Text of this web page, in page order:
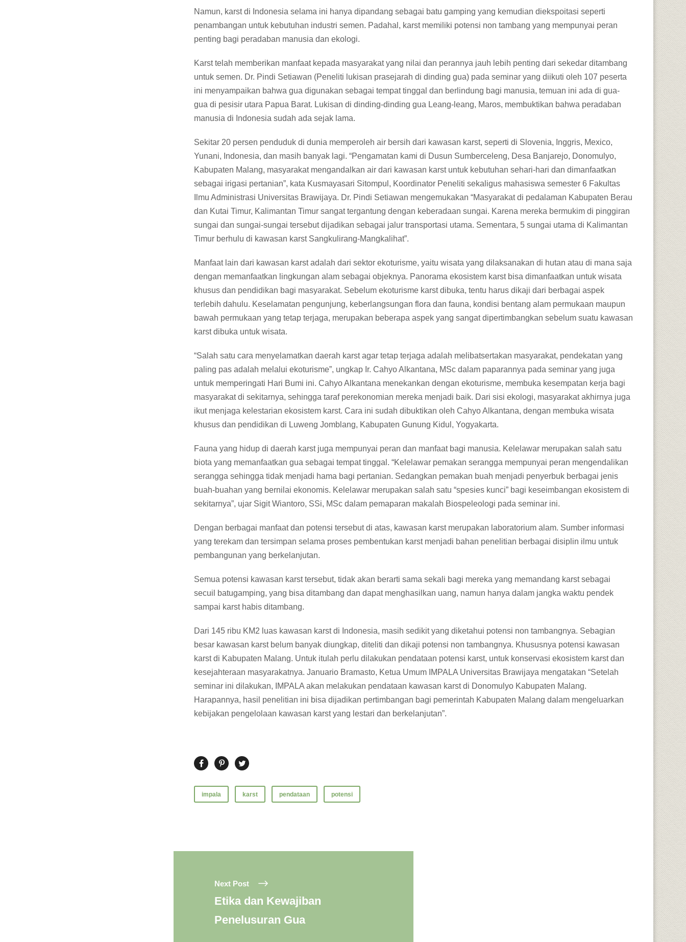
Namun, karst di Indonesia selama ini hanya dipandang sebagai batu gamping yang kemudian diekspoitasi seperti
penambangan untuk kebutuhan industri semen. Padahal, karst memiliki potensi non tambang yang mempunyai peran
penting bagi peradaban manusia dan ekologi.
Karst telah memberikan manfaat kepada masyarakat yang nilai dan perannya jauh lebih penting dari sekedar ditambang
untuk semen. Dr. Pindi Setiawan (Peneliti lukisan prasejarah di dinding gua) pada seminar yang diikuti oleh 107 peserta
ini menyampaikan bahwa gua digunakan sebagai tempat tinggal dan berlindung bagi manusia, temuan ini ada di gua-
gua di pesisir utara Papua Barat. Lukisan di dinding-dinding gua Leang-leang, Maros, membuktikan bahwa peradaban
manusia di Indonesia sudah ada sejak lama.
Sekitar 20 persen penduduk di dunia memperoleh air bersih dari kawasan karst, seperti di Slovenia, Inggris, Mexico,
Yunani, Indonesia, dan masih banyak lagi. “Pengamatan kami di Dusun Sumberceleng, Desa Banjarejo, Donomulyo,
Kabupaten Malang, masyarakat mengandalkan air dari kawasan karst untuk kebutuhan sehari-hari dan dimanfaatkan
sebagai irigasi pertanian”, kata Kusmayasari Sitompul, Koordinator Peneliti sekaligus mahasiswa semester 6 Fakultas
Ilmu Administrasi Universitas Brawijaya. Dr. Pindi Setiawan mengemukakan “Masyarakat di pedalaman Kabupaten Berau
dan Kutai Timur, Kalimantan Timur sangat tergantung dengan keberadaan sungai. Karena mereka bermukim di pinggiran
sungai dan sungai-sungai tersebut dijadikan sebagai jalur transportasi utama. Sementara, 5 sungai utama di Kalimantan
Timur berhulu di kawasan karst Sangkulirang-Mangkalihat”.
Manfaat lain dari kawasan karst adalah dari sektor ekoturisme, yaitu wisata yang dilaksanakan di hutan atau di mana saja
dengan memanfaatkan lingkungan alam sebagai objeknya. Panorama ekosistem karst bisa dimanfaatkan untuk wisata
khusus dan pendidikan bagi masyarakat. Sebelum ekoturisme karst dibuka, tentu harus dikaji dari berbagai aspek
terlebih dahulu. Keselamatan pengunjung, keberlangsungan flora dan fauna, kondisi bentang alam permukaan maupun
bawah permukaan yang tetap terjaga, merupakan beberapa aspek yang sangat dipertimbangkan sebelum suatu kawasan
karst dibuka untuk wisata.
“Salah satu cara menyelamatkan daerah karst agar tetap terjaga adalah melibatsertakan masyarakat, pendekatan yang
paling pas adalah melalui ekoturisme”, ungkap Ir. Cahyo Alkantana, MSc dalam paparannya pada seminar yang juga
untuk memperingati Hari Bumi ini. Cahyo Alkantana menekankan dengan ekoturisme, membuka kesempatan kerja bagi
masyarakat di sekitarnya, sehingga taraf perekonomian mereka menjadi baik. Dari sisi ekologi, masyarakat akhirnya juga
ikut menjaga kelestarian ekosistem karst. Cara ini sudah dibuktikan oleh Cahyo Alkantana, dengan membuka wisata
khusus dan pendidikan di Luweng Jomblang, Kabupaten Gunung Kidul, Yogyakarta.
Fauna yang hidup di daerah karst juga mempunyai peran dan manfaat bagi manusia. Kelelawar merupakan salah satu
biota yang memanfaatkan gua sebagai tempat tinggal. “Kelelawar pemakan serangga mempunyai peran mengendalikan
serangga sehingga tidak menjadi hama bagi pertanian. Sedangkan pemakan buah menjadi penyerbuk berbagai jenis
buah-buahan yang bernilai ekonomis. Kelelawar merupakan salah satu “spesies kunci” bagi keseimbangan ekosistem di
sekitarnya”, ujar Sigit Wiantoro, SSi, MSc dalam pemaparan makalah Biospeleologi pada seminar ini.
Dengan berbagai manfaat dan potensi tersebut di atas, kawasan karst merupakan laboratorium alam. Sumber informasi
yang terekam dan tersimpan selama proses pembentukan karst menjadi bahan penelitian berbagai disiplin ilmu untuk
pembangunan yang berkelanjutan.
Semua potensi kawasan karst tersebut, tidak akan berarti sama sekali bagi mereka yang memandang karst sebagai
secuil batugamping, yang bisa ditambang dan dapat menghasilkan uang, namun hanya dalam jangka waktu pendek
sampai karst habis ditambang.
Dari 145 ribu KM2 luas kawasan karst di Indonesia, masih sedikit yang diketahui potensi non tambangnya. Sebagian
besar kawasan karst belum banyak diungkap, diteliti dan dikaji potensi non tambangnya. Khususnya potensi kawasan
karst di Kabupaten Malang. Untuk itulah perlu dilakukan pendataan potensi karst, untuk konservasi ekosistem karst dan
kesejahteraan masyarakatnya. Januario Bramasto, Ketua Umum IMPALA Universitas Brawijaya mengatakan “Setelah
seminar ini dilakukan, IMPALA akan melakukan pendataan kawasan karst di Donomulyo Kabupaten Malang.
Harapannya, hasil penelitian ini bisa dijadikan pertimbangan bagi pemerintah Kabupaten Malang dalam mengeluarkan
kebijakan pengelolaan kawasan karst yang lestari dan berkelanjutan”.
impala karst pendataan potensi
Next Post
Etika dan Kewajiban
Penelusuran Gua